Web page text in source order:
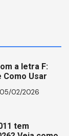
a letra F:
Como Usar
05/02/2026
tem